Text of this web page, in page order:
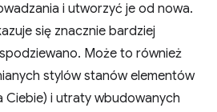
i utworzyć je od nowa.
się znacznie bardziej
Może to również
stylów stanów elementów
Ciebie) i utraty wbudowanych